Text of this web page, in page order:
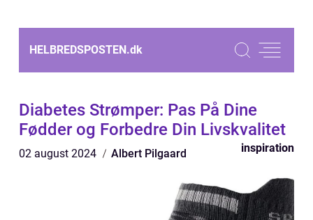
HELBREDSPOSTEN.dk
Diabetes Strømper: Pas På Dine
Fødder og Forbedre Din Livskvalitet
02 august 2024 Albert Pilgaard inspiration